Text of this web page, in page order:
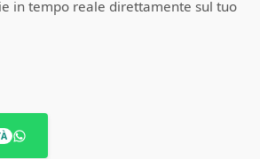
in tempo reale direttamente sul tuo